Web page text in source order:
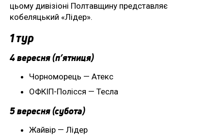
цьому дивізіоні Полтавщину представляє
кобеляцький «Лідер».
1 тур
4 вересня (п’ятниця)
Чорноморець — Атекс
ОФКІП-Полісся — Тесла
5 вересня (субота)
Жайвір — Лідер